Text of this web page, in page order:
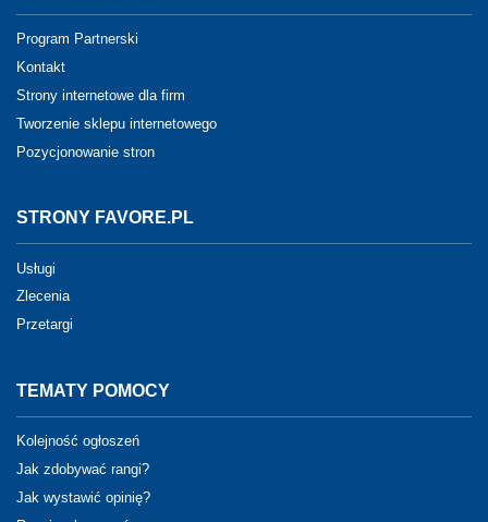
Program Partnerski
Kontakt
Strony internetowe dla firm
Tworzenie sklepu internetowego
Pozycjonowanie stron
STRONY FAVORE.PL
Usługi
Zlecenia
Przetargi
TEMATY POMOCY
Kolejność ogłoszeń
Jak zdobywać rangi?
Jak wystawić opinię?